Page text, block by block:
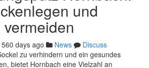
und
560 days ago News
Discuss
zu verhindern und ein gesundes
bietet Hornbach eine Vielzahl an